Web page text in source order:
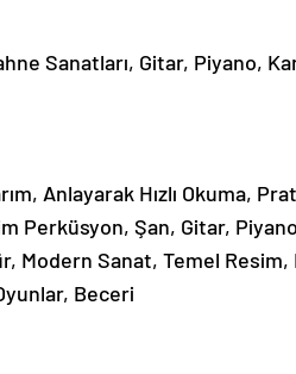
Sanatları, Gitar, Piyano,
Anlayarak Hızlı Okuma,
Perküsyon, Şan, Gitar,
Modern Sanat, Temel
Beceri